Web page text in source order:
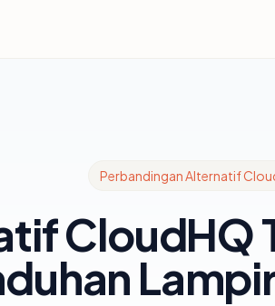
Perbandingan Alternatif
CloudHQ